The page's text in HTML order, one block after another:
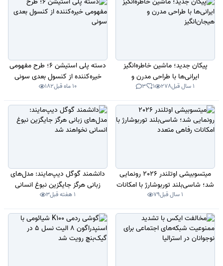
پیکان جدید؛ ماشین خاطره‌انگیز
ایرانی‌ها با طراحی مدرن و
هیجان‌انگیز
1 سال قبل 278
1
3
دسته پلی‌ استیشن 6؛ طرح مفهومی
خیره‌کننده از کنسول بعدی سونی
10 ماه قبل 182
میتسوبیشی اوتلندر 2026 رونمایی
شد؛ شاسی‌بلند توربوشارژ با امکانات
رفاهی متعدد1 سال قبل 79
دانشمند گوگل دیپ‌مایند: مدل‌های
زبانی هرگز جایگزین نبوغ انسانی
نخواهند شد 1 هفته قبل 3